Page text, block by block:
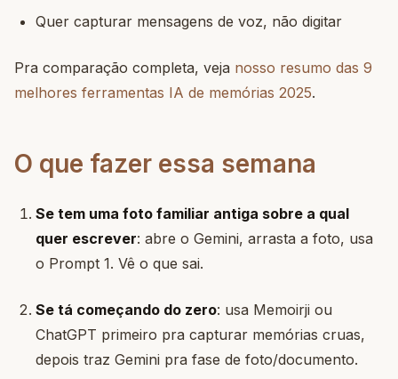
Quer capturar mensagens de voz, não digitar
Pra comparação completa, veja nosso resumo das 9
melhores ferramentas IA de memórias 2025.
O que fazer essa semana
Se tem uma foto familiar antiga sobre a qual
quer escrever: abre o Gemini, arrasta a foto, usa
o Prompt 1. Vê o que sai.
Se tá começando do zero: usa Memoirji ou
ChatGPT primeiro pra capturar memórias cruas,
depois traz Gemini pra fase de foto/documento.